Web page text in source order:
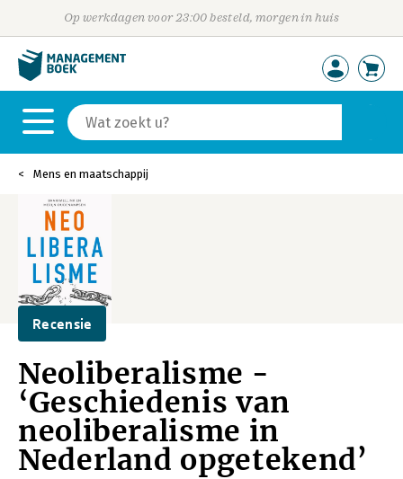
Op werkdagen voor 23:00 besteld, morgen in huis
Mens en maatschappij
Recensie
Neoliberalisme -
‘Geschiedenis van
neoliberalisme in
Nederland opgetekend’